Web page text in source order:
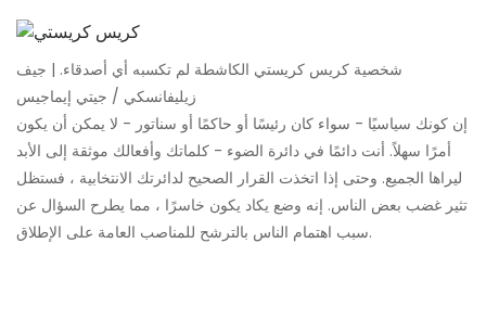
شخصية كريس كريستي الكاشطة لم تكسبه أي أصدقاء. | جيف
زيليفانسكي / جيتي إيماجيس
إن كونك سياسيًا - سواء كان رئيسًا أو حاكمًا أو سناتور - لا يمكن أن يكون
أمرًا سهلاً. أنت دائمًا في دائرة الضوء - كلماتك وأفعالك موثقة إلى الأبد
ليراها الجميع. وحتى إذا اتخذت القرار الصحيح لدائرتك الانتخابية ، فستظل
تثير غضب بعض الناس. إنه وضع يكاد يكون خاسرًا ، مما يطرح السؤال عن
سبب اهتمام الناس بالترشح للمناصب العامة على الإطلاق.